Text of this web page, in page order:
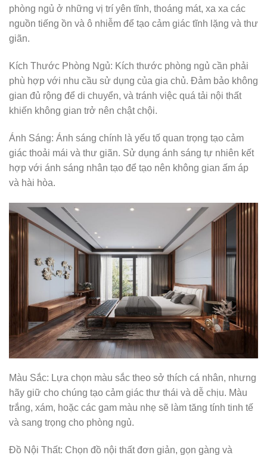
phòng ngủ ở những vị trí yên tĩnh, thoáng mát, xa xa các
nguồn tiếng ồn và ô nhiễm để tạo cảm giác tĩnh lặng và thư
giãn.
Kích Thước Phòng Ngủ: Kích thước phòng ngủ cần phải
phù hợp với nhu cầu sử dụng của gia chủ. Đảm bảo không
gian đủ rộng để di chuyển, và tránh việc quá tải nội thất
khiến không gian trở nên chật chội.
Ánh Sáng: Ánh sáng chính là yếu tố quan trọng tạo cảm
giác thoải mái và thư giãn. Sử dụng ánh sáng tự nhiên kết
hợp với ánh sáng nhân tạo để tạo nên không gian ấm áp
và hài hòa.
Màu Sắc: Lựa chọn màu sắc theo sở thích cá nhân, nhưng
hãy giữ cho chúng tạo cảm giác thư thái và dễ chịu. Màu
trắng, xám, hoặc các gam màu nhẹ sẽ làm tăng tính tinh tế
và sang trọng cho phòng ngủ.
Đồ Nội Thất: Chọn đồ nội thất đơn giản, gọn gàng và